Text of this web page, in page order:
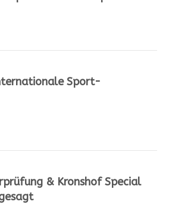
Sport-
& Kronshof Special